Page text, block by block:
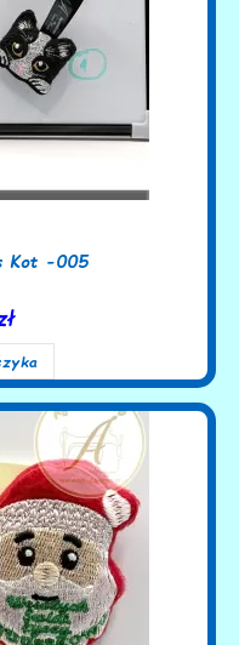
Kot -005